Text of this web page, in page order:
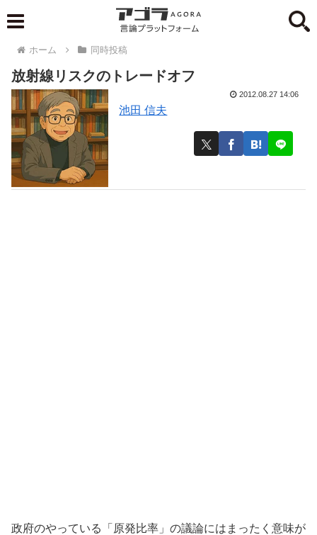
ホーム 同時投稿
放射線リスクのトレードオフ
池田 信夫
2012.08.27 14:06
政府のやっている「原発比率」の議論にはまったく意味が